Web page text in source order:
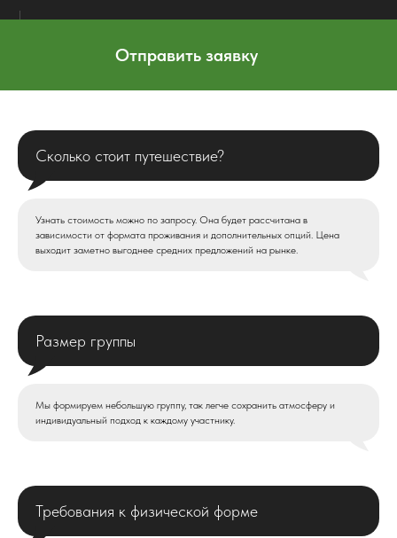
Отправить заявку
Сколько стоит путешествие?
Узнать стоимость можно по запросу. Она будет рассчитана в
зависимости от формата проживания и дополнительных опций. Цена
выходит заметно выгоднее средних предложений на рынке.
Размер группы
Мы формируем небольшую группу, так легче сохранить атмосферу и
индивидуальный подход к каждому участнику.
Требования к физической форме